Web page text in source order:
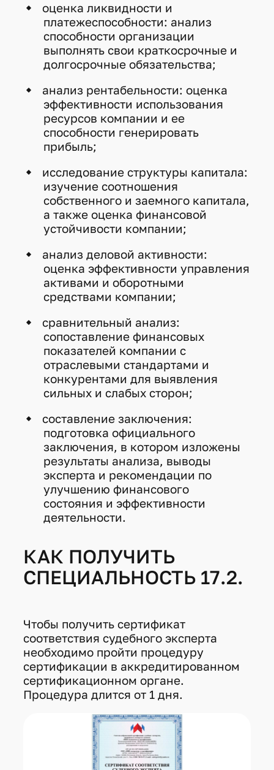
оценка ликвидности и
платежеспособности: анализ
способности организации
выполнять свои краткосрочные и
долгосрочные обязательства;
анализ рентабельности: оценка
эффективности использования
ресурсов компании и ее
способности генерировать
прибыль;
исследование структуры капитала:
изучение соотношения
собственного и заемного капитала,
а также оценка финансовой
устойчивости компании;
анализ деловой активности:
оценка эффективности управления
активами и оборотными
средствами компании;
сравнительный анализ:
сопоставление финансовых
показателей компании с
отраслевыми стандартами и
конкурентами для выявления
сильных и слабых сторон;
составление заключения:
подготовка официального
заключения, в котором изложены
результаты анализа, выводы
эксперта и рекомендации по
улучшению финансового
состояния и эффективности
деятельности.
КАК ПОЛУЧИТЬ
СПЕЦИАЛЬНОСТЬ 17.2.
Чтобы получить сертификат
соответствия судебного эксперта
необходимо пройти процедуру
сертификации в аккредитированном
сертификационном органе.
Процедура длится от 1 дня.